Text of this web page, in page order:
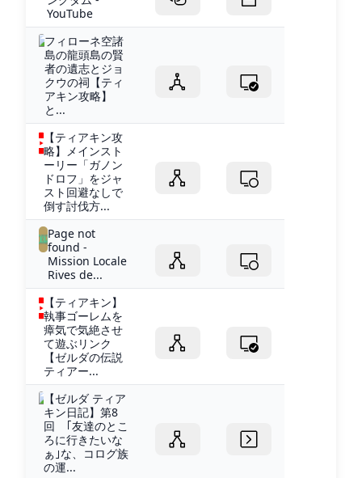
YouTube
フィローネ空諸
島の龍頭島の賢
者の遺志とジョ
クウの祠【ティ
アキン攻略】
と...
【ティアキン攻
略】メインスト
ーリー「ガノン
ドロフ」をジャ
スト回避なしで
倒す討伐方...
Page not
found -
Mission Locale
Rives de...
【ティアキン】
執事ゴーレムを
瘴気で気絶させ
て遊ぶリンク
【ゼルダの伝説
ティアー...
【ゼルダ ティア
キン日記】第8
回 ｢友達のとこ
ろに行きたいな
ぁ｣な、コログ族
の運...